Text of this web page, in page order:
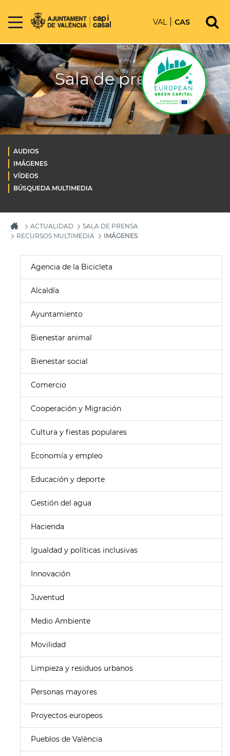
VAL CAS
Sala de prensa
AUDIOS
IMÁGENES
VÍDEOS
BÚSQUEDA MULTIMEDIA
ACTUALIDAD
SALA DE PRENSA
RECURSOS MULTIMEDIA
IMÁGENES
Agencia de la Bicicleta
Alcaldía
Ayuntamiento
Bienestar animal
Bienestar social
Comercio
Cooperación y Migración
Cultura y fiestas populares
Economía y empleo
Educación y deporte
Gestión del agua
Hacienda
Igualdad y políticas inclusivas
Innovación
Juventud
Medio Ambiente
Movilidad
Limpieza y residuos urbanos
Personas mayores
Proyectos europeos
Pueblos de València